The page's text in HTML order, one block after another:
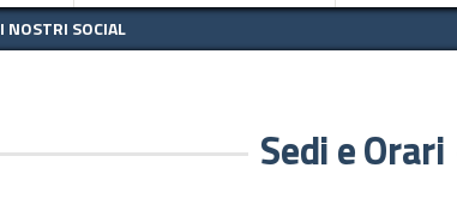
I NOSTRI SOCIAL
Sedi e Orari